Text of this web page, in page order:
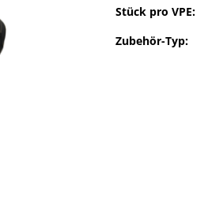
Stück pro VPE:
Zubehör-Typ: